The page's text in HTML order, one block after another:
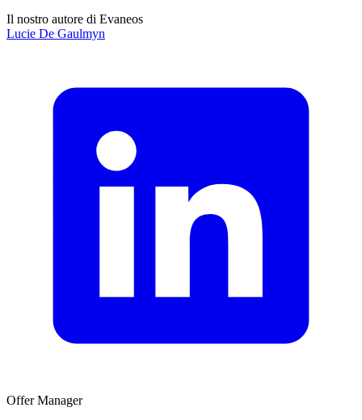
Il nostro autore di Evaneos
Lucie De Gaulmyn
Offer Manager